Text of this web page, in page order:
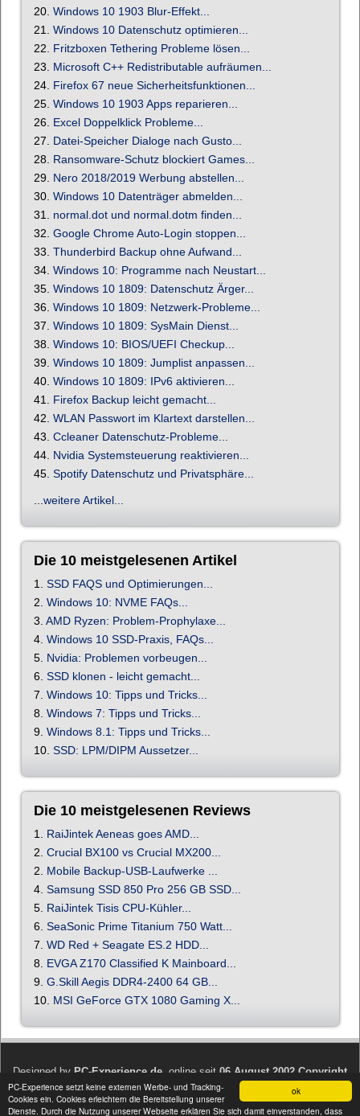
ok
PC-Experience setzt keine externen Werbe- und Tracking-
Cookies ein. Cookies erleichtern die Bereitstellung unserer
Dienste. Durch die Nutzung unserer Webseite erklären Sie sich damit einverstanden, dass
20. Windows 10 1903 Blur-Effekt...
21. Windows 10 Datenschutz optimieren...
22. Fritzboxen Tethering Probleme lösen...
23. Microsoft C++ Redistributable aufräumen...
24. Firefox 67 neue Sicherheitsfunktionen...
25. Windows 10 1903 Apps reparieren...
26. Excel Doppelklick Probleme...
27. Datei-Speicher Dialoge nach Gusto...
28. Ransomware-Schutz blockiert Games...
29. Nero 2018/2019 Werbung abstellen...
30. Windows 10 Datenträger abmelden...
31. normal.dot und normal.dotm finden...
32. Google Chrome Auto-Login stoppen...
33. Thunderbird Backup ohne Aufwand...
34. Windows 10: Programme nach Neustart...
35. Windows 10 1809: Datenschutz Ärger...
36. Windows 10 1809: Netzwerk-Probleme...
37. Windows 10 1809: SysMain Dienst...
38. Windows 10: BIOS/UEFI Checkup...
39. Windows 10 1809: Jumplist anpassen...
40. Windows 10 1809: IPv6 aktivieren...
41. Firefox Backup leicht gemacht...
42. WLAN Passwort im Klartext darstellen...
43. Ccleaner Datenschutz-Probleme...
44. Nvidia Systemsteuerung reaktivieren...
45. Spotify Datenschutz und Privatsphäre...
weitere Artikel...
Die 10 meistgelesenen Artikel
1. SSD FAQS und Optimierungen...
2. Windows 10: NVME FAQs...
3. AMD Ryzen: Problem-Prophylaxe...
4. Windows 10 SSD-Praxis, FAQs...
5. Nvidia: Problemen vorbeugen...
6. SSD klonen - leicht gemacht...
7. Windows 10: Tipps und Tricks...
8. Windows 7: Tipps und Tricks...
9. Windows 8.1: Tipps und Tricks...
10. SSD: LPM/DIPM Aussetzer...
Die 10 meistgelesenen Reviews
1. RaiJintek Aeneas goes AMD...
2. Crucial BX100 vs Crucial MX200...
2. Mobile Backup-USB-Laufwerke ...
4. Samsung SSD 850 Pro 256 GB SSD...
5. RaiJintek Tisis CPU-Kühler...
6. SeaSonic Prime Titanium 750 Watt...
7. WD Red + Seagate ES.2 HDD...
8. EVGA Z170 Classified K Mainboard...
9. G.Skill Aegis DDR4-2400 64 GB...
10. MSI GeForce GTX 1080 Gaming X...
Designed by PC-Experience.de , online seit 06.August 2002 Copyright
© 2002 - 2026 PC-Experience.de